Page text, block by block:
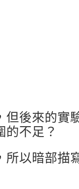
但後來的實
不足？
所以暗部描